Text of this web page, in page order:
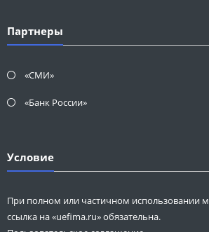
Партнеры
«СМИ»
«Банк России»
Условие
При полном или частичном использовании
ссылка на «uefima.ru» обязательна.